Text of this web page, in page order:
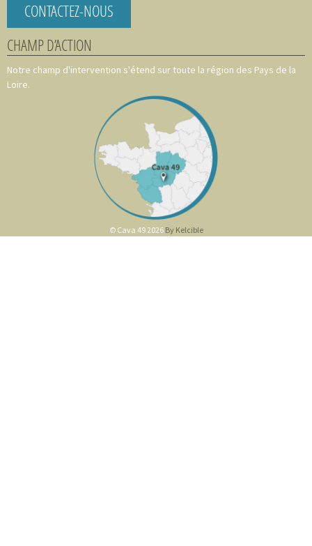
CONTACTEZ-NOUS
CHAMP D’ACTION
Notre champ d'intervention s'étend sur toute la région des Pays de la
Loire.
© Cava 49 2026 By Kelcible